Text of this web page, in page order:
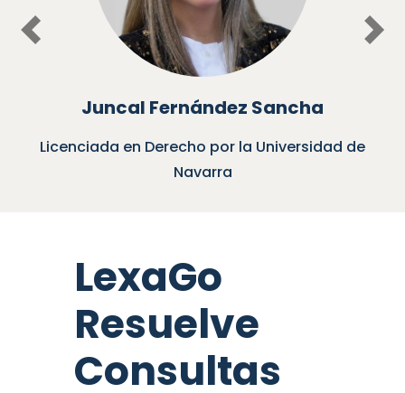
Juncal Fernández Sancha
Licenciada en Derecho por la Universidad de
Navarra
Previous
LexaGo
Resuelve
Consultas